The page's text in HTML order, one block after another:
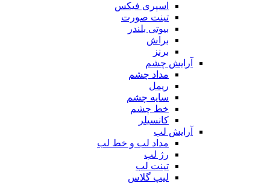
اسپری فیکس
تینت صورت
بیوتی بلندر
براش
برنز
آرایش چشم
مداد چشم
ریمل
سایه چشم
خط چشم
کانسیلر
آرایش لب
مداد لب و خط لب
رژ لب
تینت لب
لیپ گلاس